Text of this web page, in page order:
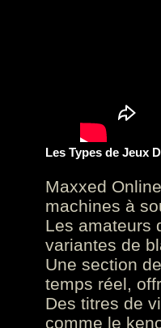
Les Types de Jeux
Maxxed
machines à
Les amateurs
variantes de
Une section
temps réel,
Des titres de
comme le